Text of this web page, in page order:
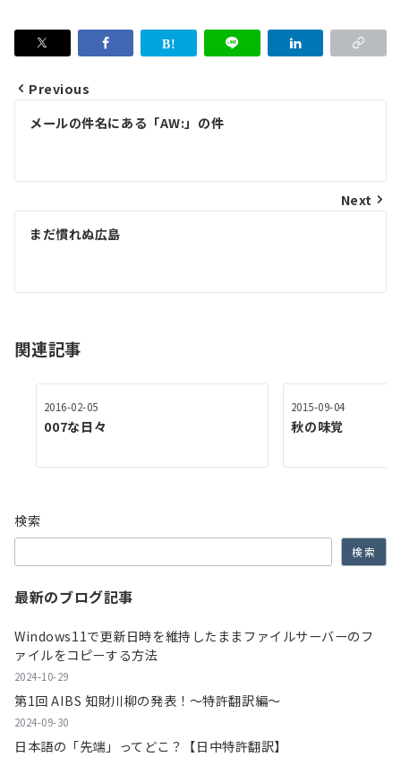
投
ナ
ビ
ゲ
シ
ン
Previous
メールの件名にある「AW:」の件
Next
まだ慣れぬ広島
関連記事
2016-02-05
007な日々
2015-09-04
秋の味覚
検索
検索
最新のブログ記事
Windows11で更新日時を維持したままファイルサーバーのフ
ァイルをコピーする方法
2024-10-29
第1回 AIBS 知財川柳の発表！～特許翻訳編～
2024-09-30
日本語の「先端」ってどこ？【日中特許翻訳】